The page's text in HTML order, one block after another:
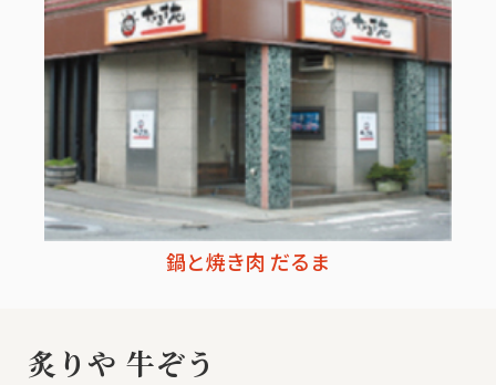
鍋と焼き肉 だるま
炙りや 牛ぞう